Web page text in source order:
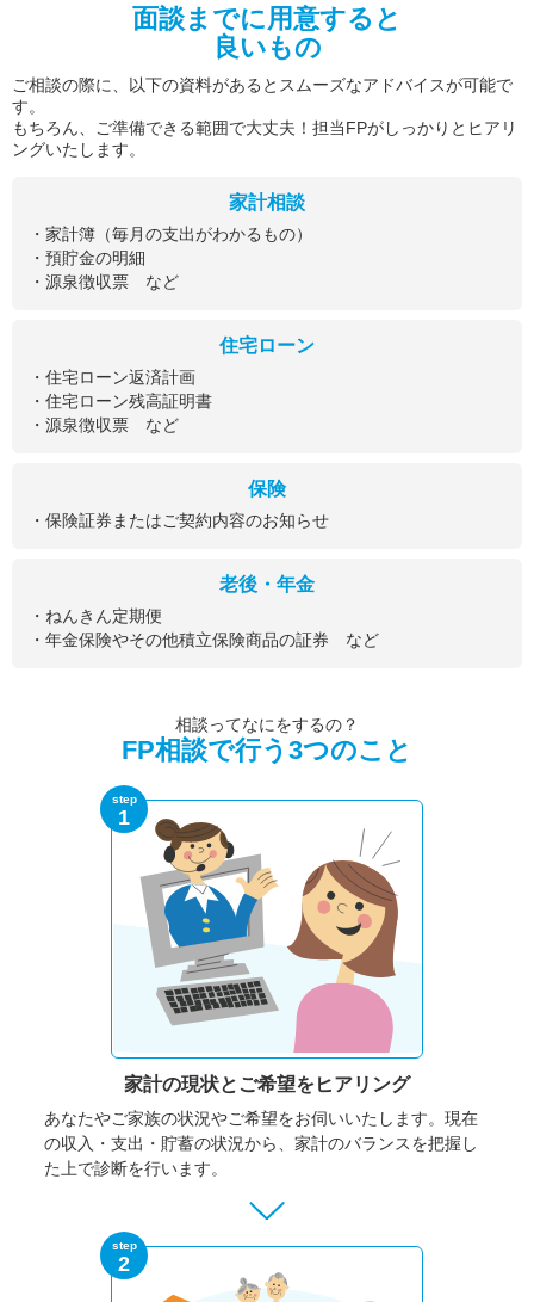
面談までに用意すると
良いもの
ご相談の際に、以下の資料があるとスムーズなアドバイスが可能で
す。
もちろん、ご準備できる範囲で大丈夫！担当FPがしっかりとヒアリ
ングいたします。
家計相談
・家計簿（毎月の支出がわかるもの）
・預貯金の明細
・源泉徴収票 など
住宅ローン
・住宅ローン返済計画
・住宅ローン残高証明書
・源泉徴収票 など
保険
・保険証券またはご契約内容のお知らせ
老後・年金
・ねんきん定期便
・年金保険やその他積立保険商品の証券 など
相談ってなにをするの？
FP相談で行う3つのこと
step
1
家計の現状と ご希望をヒアリング
あなたやご家族の状況やご希望をお伺いいたします。 現在
の収入・支出・貯蓄の状況から、家計のバランスを把握し
た上で診断を行います。
step
2